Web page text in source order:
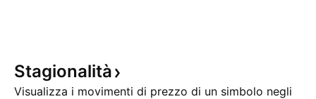
Stagionalità
Visualizza i movimenti di prezzo di un simbolo negli